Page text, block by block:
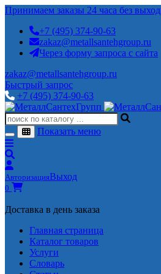
Принимаем заказы 24 часа без
+7 (495) 374-90-63
zakaz@metallsantehgroup.ru
Через форму запроса с сайта
zakaz@metallsantehgroup.ru
Быстрый запрос
+7 (495) 374-90-63
Показать меню
АвторизацияВыход
0
Доставка в день заказа
Главная страница
Каталог товаров
Услуги
Словарь